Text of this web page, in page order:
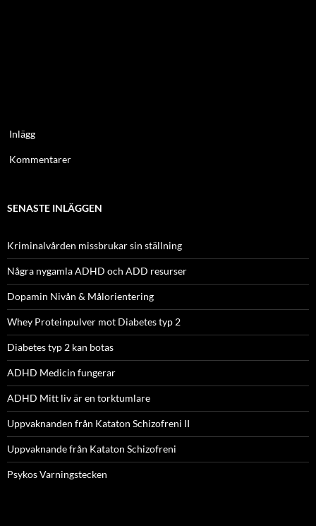
Inlägg
Kommentarer
SENASTE INLÄGGEN
Kriminalvården missbrukar sin ställning
Några nygamla ADHD och ADD resurser
Dopamin Nivån & Målorientering
Whey Proteinpulver mot Diabetes typ 2
Diabetes typ 2 kan botas
ADHD Medicin fungerar
ADHD Mitt liv är en torktumlare
Uppvaknanden från Kataton Schizofreni II
Uppvaknande från Kataton Schizofreni
Psykos Varningstecken